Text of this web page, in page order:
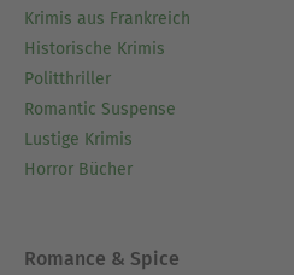
Krimis aus Frankreich
Historische Krimis
Politthriller
Romantic Suspense
Lustige Krimis
Horror Bücher
Romance & Spice